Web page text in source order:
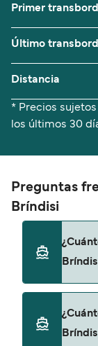
Primer
Último
Distancia
* Precios
los últimos 30
Preguntas
Bríndisi
Bríndisi es